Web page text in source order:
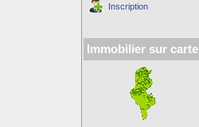
Inscription
Immobilier sur carte